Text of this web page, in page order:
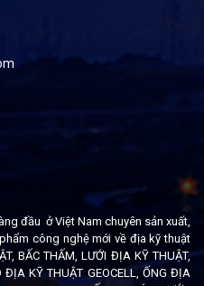
đầu ở Việt Nam chuyên sản xuất,
công nghệ mới về địa kỹ thuật
BẤC THẤM, LƯỚI ĐỊA KỸ THUẬT,
ĐỊA KỸ THUẬT GEOCELL, ỐNG ĐỊA